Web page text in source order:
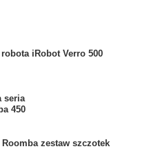
iRobot Verro 500
seria
450
zestaw szczotek